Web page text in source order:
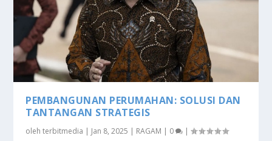
PEMBANGUNAN PERUMAHAN: SOLUSI DAN
TANTANGAN STRATEGIS
olehterbitmedia | Jan 8, 2025 | RAGAM | 0 |